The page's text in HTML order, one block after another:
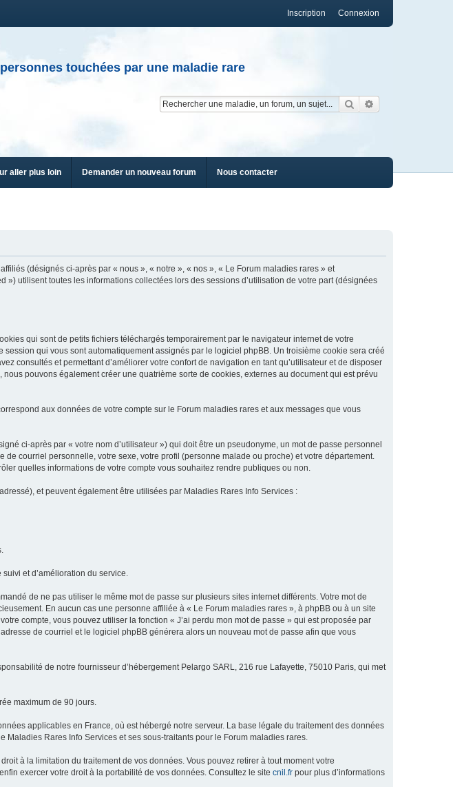
Connexion
Inscription
touchées par une maladie rare
Rechercher
aller plus loin Demander un nouveau forum Nous contacter
(désignés ci-après par « nous », « notre », « nos », « Le Forum maladies rares » et
utilisent toutes les informations collectées lors des sessions d’utilisation de votre part (désignées
qui sont de petits fichiers téléchargés temporairement par le navigateur internet de votre
qui vous sont automatiquement assignés par le logiciel phpBB. Un troisième cookie sera créé
consultés et permettant d’améliorer votre confort de navigation en tant qu’utilisateur et de disposer
pouvons également créer une quatrième sorte de cookies, externes au document qui est prévu
aux données de votre compte sur le Forum maladies rares et aux messages que vous
ci-après par « votre nom d’utilisateur ») qui doit être un pseudonyme, un mot de passe personnel
courriel personnelle, votre sexe, votre profil (personne malade ou proche) et votre département.
quelles informations de votre compte vous souhaitez rendre publiques ou non.
et peuvent également être utilisées par Maladies Rares Info Services :
et d’amélioration du service.
de ne pas utiliser le même mot de passe sur plusieurs sites internet différents. Votre mot de
En aucun cas une personne affiliée à « Le Forum maladies rares », à phpBB ou à un site
compte, vous pouvez utiliser la fonction « J’ai perdu mon mot de passe » qui est proposée par
de courriel et le logiciel phpBB générera alors un nouveau mot de passe afin que vous
de notre fournisseur d’hébergement Pelargo SARL, 216 rue Lafayette, 75010 Paris, qui met
maximum de 90 jours.
applicables en France, où est hébergé notre serveur. La base légale du traitement des données
Rares Info Services et ses sous-traitants pour le Forum maladies rares.
à la limitation du traitement de vos données. Vous pouvez retirer à tout moment votre
exercer votre droit à la portabilité de vos données. Consultez le site cnil.fr pour plus d’informations